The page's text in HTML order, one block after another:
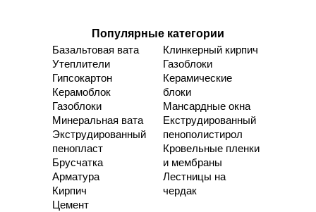
Популярные категории
Базальтовая вата
Утеплители
Гипсокартон
Керамоблок
Газоблоки
Минеральная вата
Экструдированный
пенопласт
Брусчатка
Арматура
Кирпич
Цемент
Клинкерный кирпич
Газоблоки
Керамические
блоки
Мансардные окна
Екструдированный
пенополистирол
Кровельные пленки
и мембраны
Лестницы на
чердак